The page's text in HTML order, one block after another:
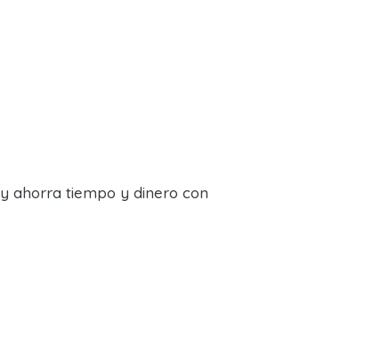
y ahorra tiempo y dinero con